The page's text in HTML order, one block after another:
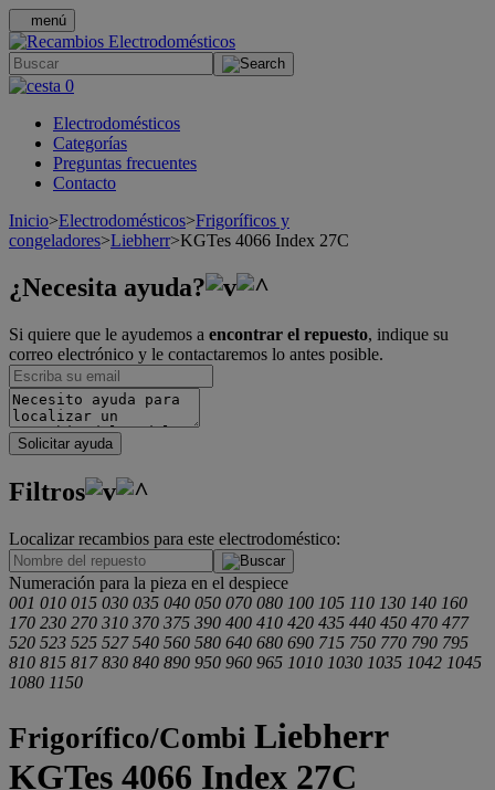
menú
0
Electrodomésticos
Categorías
Preguntas frecuentes
Contacto
Inicio>Electrodomésticos>Frigoríficos y
congeladores>Liebherr>KGTes 4066 Index 27C
¿Necesita ayuda?
Si quiere que le ayudemos a encontrar el repuesto, indique su
correo electrónico y le contactaremos lo antes posible.
Solicitar ayuda
Filtros
Localizar recambios para este electrodoméstico:
Numeración para la pieza en el despiece
001 010 015 030 035 040 050 070 080 100 105 110 130 140 160
170 230 270 310 370 375 390 400 410 420 435 440 450 470 477
520 523 525 527 540 560 580 640 680 690 715 750 770 790 795
810 815 817 830 840 890 950 960 965 1010 1030 1035 1042 1045
1080 1150
Frigorífico/Combi Liebherr
KGTes 4066 Index 27C